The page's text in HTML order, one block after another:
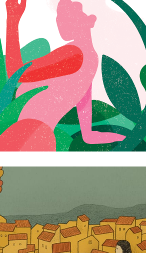
宣传
资源
集线器
获取福利
税务中心